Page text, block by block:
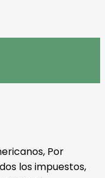
Por
los impuestos,